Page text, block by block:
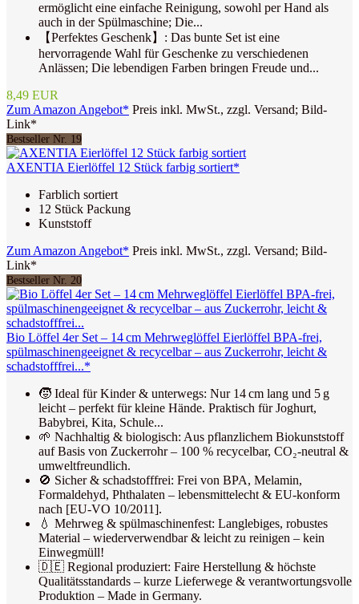
ermöglicht eine einfache Reinigung, sowohl per Hand als
auch in der Spülmaschine; Die...
【Perfektes Geschenk】: Das bunte Set ist eine
hervorragende Wahl für Geschenke zu verschiedenen
Anlässen; Die lebendigen Farben bringen Freude und...
8,49 EUR
Zum Amazon Angebot* Preis inkl. MwSt., zzgl. Versand; Bild-
Link*
Bestseller Nr. 19
AXENTIA Eierlöffel 12 Stück farbig sortiert*
Farblich sortiert
12 Stück Packung
Kunststoff
Zum Amazon Angebot* Preis inkl. MwSt., zzgl. Versand; Bild-
Link*
Bestseller Nr. 20
Bio Löffel 4er Set – 14 cm Mehrweglöffel Eierlöffel BPA-frei,
spülmaschinengeeignet & recycelbar – aus Zuckerrohr, leicht &
schadstofffrei...*
🧒 Ideal für Kinder & unterwegs: Nur 14 cm lang und 5 g
leicht – perfekt für kleine Hände. Praktisch für Joghurt,
Babybrei, Kita, Schule...
🌱 Nachhaltig & biologisch: Aus pflanzlichem Biokunststoff
auf Basis von Zuckerrohr – 100 % recycelbar, CO₂-neutral &
umweltfreundlich.
🚫 Sicher & schadstofffrei: Frei von BPA, Melamin,
Formaldehyd, Phthalaten – lebensmittelecht & EU-konform
nach [EU-VO 10/2011].
💧 Mehrweg & spülmaschinenfest: Langlebiges, robustes
Material – wiederverwendbar & leicht zu reinigen – kein
Einwegmüll!
🇩🇪 Regional produziert: Faire Herstellung & höchste
Qualitätsstandards – kurze Lieferwege & verantwortungsvolle
Produktion – Made in Germany.